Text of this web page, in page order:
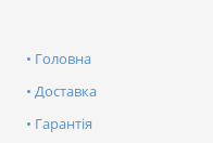
Головна
Доставка
Гарантія